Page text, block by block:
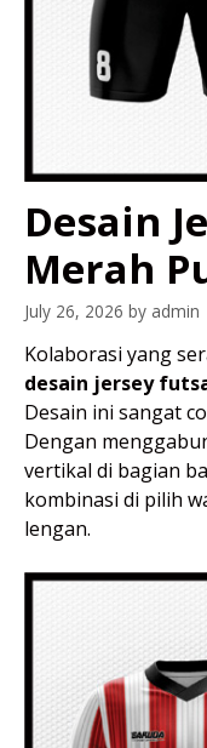
Desain
Merah
July 26, 2026 by admin
Kolaborasi yang
desain jersey
Desain ini sangat
Dengan
vertikal di bagian
kombinasi di pilih
lengan.